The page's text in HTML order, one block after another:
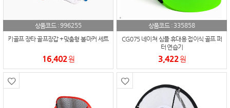
상품코드 :996255
키골프 장타 골프장갑 +맞춤형 볼마커 세트
16,402원
상품코드 : 335858
CG075 네이쳐 심플 휴대용 접이식 골프 퍼
터 연습기
3,422원